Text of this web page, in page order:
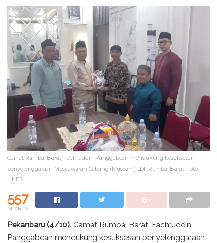
Camat Rumbai Barat, Fachruddin Panggabean mendukung kesuksesan
penyelenggaraan Musyawarah Cabang (Muscam) LDII Rumbai Barat. Foto:
LINES
557
SHARES
Pekanbaru (4/10). Camat Rumbai Barat, Fachruddin
Panggabean mendukung kesuksesan penyelenggaraan